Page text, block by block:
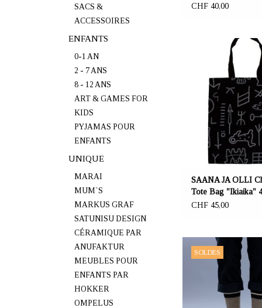
SACS &
ACCESSOIRES
ENFANTS
0-1 AN
2 - 7 ANS
8 - 12 ANS
ART & GAMES FOR
KIDS
PYJAMAS POUR
ENFANTS
UNIQUE
MARAI
MUM`S
MARKUS GRAF
SATUNISU DESIGN
CÉRAMIQUE PAR
ANUFAKTUR
MEUBLES POUR
ENFANTS PAR
HOKKER
OMPELUS
CHF 40,00
OFFRANT: mustikka.ch
Frauenfeld,
Sac en chanvre
noir et blanc "Ikiaika"
référence à l'esthétique
rupestres préhistoriques
100% chanvre
SAANA JA OLLI
Tote Bag "Ikiaika"
CHF 45,00
SOLDES
OFFRANT: mustikka.ch
Frauenfeld,
Chaussettes en chanvre
longues chaussettes
couleurs contrastantes